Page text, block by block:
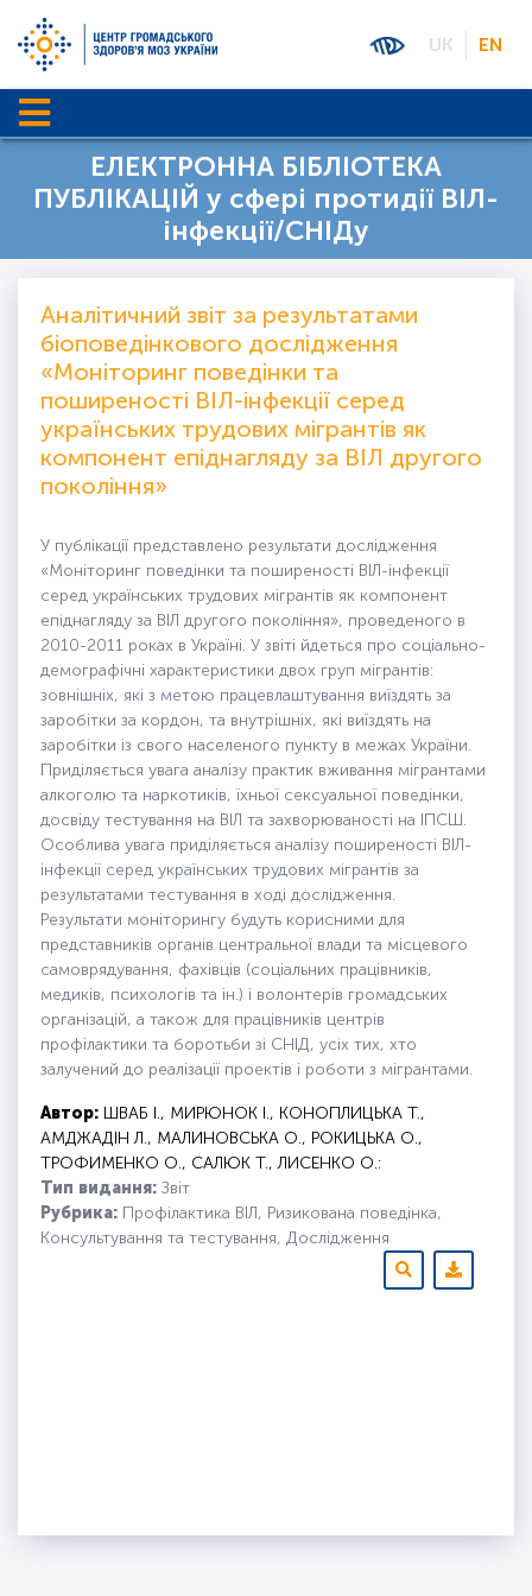
UK EN
ЕЛЕКТРОННА БІБЛІОТЕКА
ПУБЛІКАЦІЙ у сфері протидії ВІЛ-
інфекції/СНІДу
Аналітичний звіт за результатами
біоповедінкового дослідження
«Моніторинг поведінки та
поширеності ВІЛ-інфекції серед
українських трудових мігрантів як
компонент епіднагляду за ВІЛ другого
покоління»
У публікації представлено результати дослідження
«Моніторинг поведінки та поширеності ВІЛ-інфекції
серед українських трудових мігрантів як компонент
епіднагляду за ВІЛ другого покоління», проведеного в
2010-2011 роках в Україні. У звіті йдеться про соціально-
демографічні характеристики двох груп мігрантів:
зовнішніх, які з метою працевлаштування виїздять за
заробітки за кордон, та внутрішніх, які виїздять на
заробітки із свого населеного пункту в межах України.
Приділяється увага аналізу практик вживання мігрантами
алкоголю та наркотиків, їхньої сексуальної поведінки,
досвіду тестування на ВІЛ та захворюваності на ІПСШ.
Особлива увага приділяється аналізу поширеності ВІЛ-
інфекції серед українських трудових мігрантів за
результатами тестування в ході дослідження.
Результати моніторингу будуть корисними для
представників органів центральної влади та місцевого
самоврядування, фахівців (соціальних працівників,
медиків, психологів та ін.) і волонтерів громадських
організацій, а також для працівників центрів
профілактики та боротьби зі СНІД, усіх тих, хто
залучений до реалізації проектів і роботи з мігрантами.
Автор: ШВАБ І., МИРЮНОК І., КОНОПЛИЦЬКА Т.,
АМДЖАДІН Л., МАЛИНОВСЬКА О., РОКИЦЬКА О.,
ТРОФИМЕНКО О., САЛЮК Т., ЛИСЕНКО О.:
Тип видання: Звіт
Рубрика: Профілактика ВІЛ, Ризикована поведінка,
Консультування та тестування, Дослідження